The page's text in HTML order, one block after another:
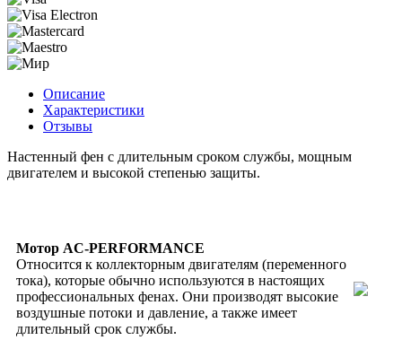
Описание
Характеристики
Отзывы
Настенный фен с длительным сроком службы, мощным
двигателем и высокой степенью защиты.
Мотор AC-PERFORMANCE
Относится к коллекторным двигателям (переменного
тока), которые обычно используются в настоящих
профессиональных фенах. Они производят высокие
воздушные потоки и давление, а также имеет
длительный срок службы.